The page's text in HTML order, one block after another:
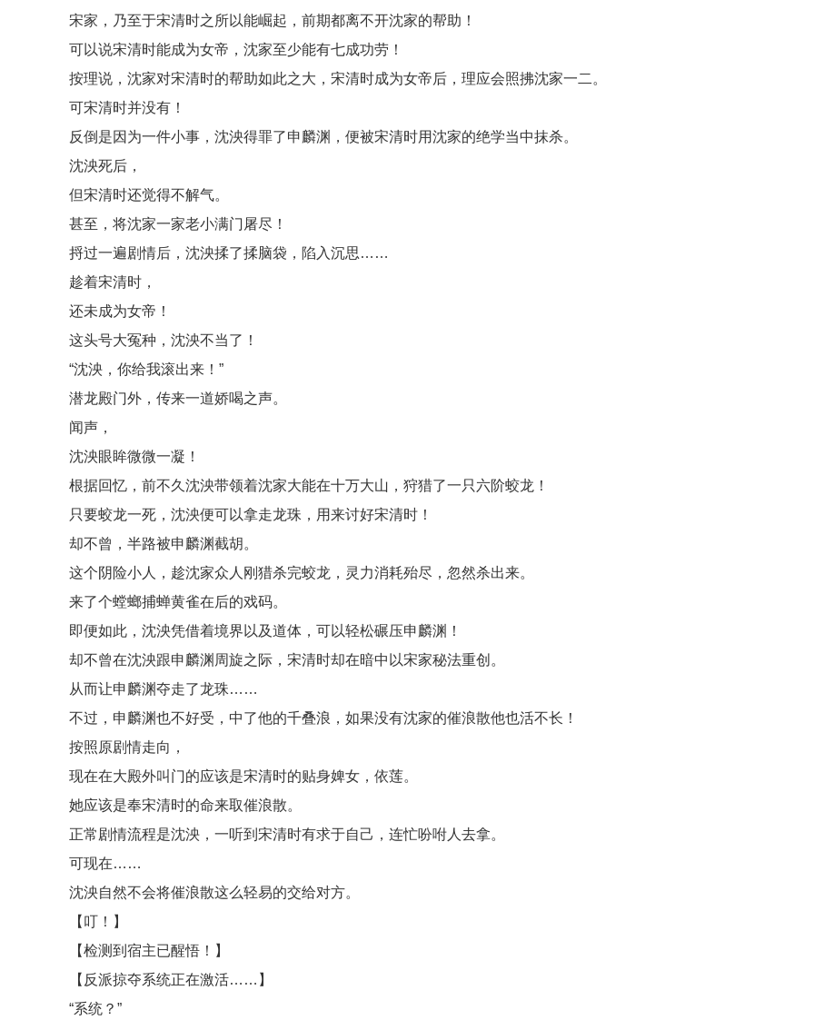
宋家，乃至于宋清时之所以能崛起，前期都离不开沈家的帮助！
可以说宋清时能成为女帝，沈家至少能有七成功劳！
按理说，沈家对宋清时的帮助如此之大，宋清时成为女帝后，理应会照拂沈家一二。
可宋清时并没有！
反倒是因为一件小事，沈泱得罪了申麟渊，便被宋清时用沈家的绝学当中抹杀。
沈泱死后，
但宋清时还觉得不解气。
甚至，将沈家一家老小满门屠尽！
捋过一遍剧情后，沈泱揉了揉脑袋，陷入沉思……
趁着宋清时，
还未成为女帝！
这头号大冤种，沈泱不当了！
“沈泱，你给我滚出来！”
潜龙殿门外，传来一道娇喝之声。
闻声，
沈泱眼眸微微一凝！
根据回忆，前不久沈泱带领着沈家大能在十万大山，狩猎了一只六阶蛟龙！
只要蛟龙一死，沈泱便可以拿走龙珠，用来讨好宋清时！
却不曾，半路被申麟渊截胡。
这个阴险小人，趁沈家众人刚猎杀完蛟龙，灵力消耗殆尽，忽然杀出来。
来了个螳螂捕蝉黄雀在后的戏码。
即便如此，沈泱凭借着境界以及道体，可以轻松碾压申麟渊！
却不曾在沈泱跟申麟渊周旋之际，宋清时却在暗中以宋家秘法重创。
从而让申麟渊夺走了龙珠……
不过，申麟渊也不好受，中了他的千叠浪，如果没有沈家的催浪散他也活不长！
按照原剧情走向，
现在在大殿外叫门的应该是宋清时的贴身婢女，依莲。
她应该是奉宋清时的命来取催浪散。
正常剧情流程是沈泱，一听到宋清时有求于自己，连忙吩咐人去拿。
可现在……
沈泱自然不会将催浪散这么轻易的交给对方。
【叮！】
【检测到宿主已醒悟！】
【反派掠夺系统正在激活……】
“系统？”